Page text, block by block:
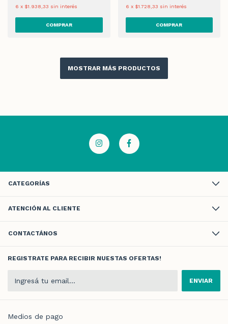
6 x $1.938,33 sin interés 6 x $1.728,33 sin interés
MOSTRAR MÁS PRODUCTOS
CATEGORÍAS
ATENCIÓN AL CLIENTE
CONTACTÁNOS
REGISTRATE PARA RECIBIR NUESTAS OFERTAS!
Medios de pago